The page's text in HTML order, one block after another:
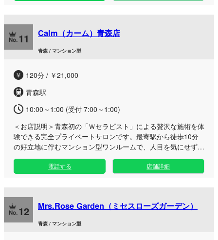
深いリフレッシュへと導きます。 当サロンは会員制を採用し
ており、無料駐車場も完備しておりますので、お車でも安心し
てお越しいただけます。営業時間外の日にちや時間帯のリクエ
スト、ご質問などがございましたら、公式X（旧Twitter）の
連絡を心よりお待ちしております。
11 Calm（カーム）青森店
青森 / マンション型
120分 / ￥21,000
青森駅
10:00～1:00 (受付 7:00～1:00)
＜お店説明＞青森初の「Ｗセラピスト」による贅沢な施術を体
験できる完全プライベートサロンです。最寄駅から徒歩10分
の好立地に佇むマンション型ワンルームで、人目を気にせず極
上のリラックスタイムをお過ごしいただけます。 おかげさま
でオープン3周年を迎えた当店では、お客様一人ひとりに寄り
添った温かいおもてなしを大切にしております。 施術に使用
香料」を徹底。さらに、最後まで心地よい温かさが続く「ほっ
とオイル」や「ほっとマット」を完備し、心も身体も芯から解
きほぐされる贅沢なひとときをご提供いたします。 セラピス
トの出勤が重なるタイミング限定の、ここでしか味わえない息
電話する 店舗詳細
12 Mrs.Rose Garden（ミセスローズガーデン）
青森 / マンション型